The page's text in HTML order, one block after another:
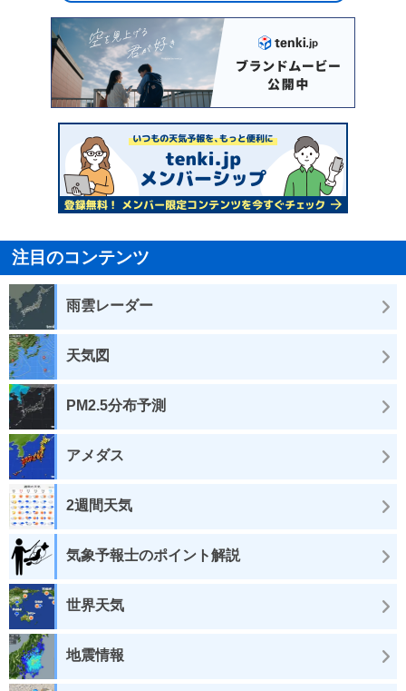
注目のコンテンツ
雨雲レーダー
天気図
PM2.5分布予測
アメダス
2週間天気
気象予報士のポイント解説
世界天気
地震情報